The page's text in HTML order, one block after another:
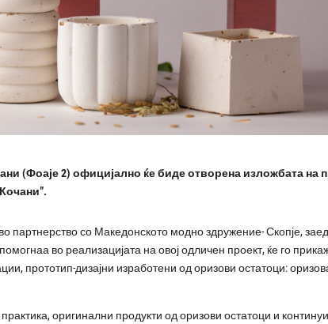
(Фоаје 2) официјално ќе биде отворена изложбата на
партнерство со Македонското модно здружение- Скопје,
во реализацијата на овој одличен проект, ќе го
прототип-дизајни изработени од оризови остатоци:
оригинални продукти од оризови остатоци и